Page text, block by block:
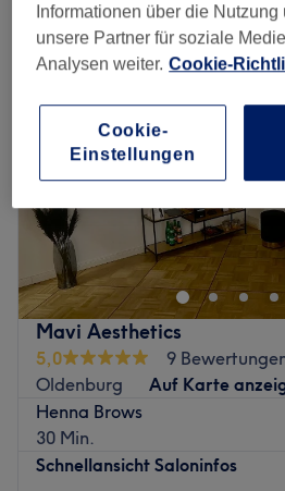
Mavi Aesthetics
5,0
9
Oldenburg
Auf Karte
Henna Brows
30 Min.
Schnellansicht Saloninfos
Informationen über die
unsere Partner für soziale
Analysen weiter. Cookie-
Cookie-
Einstellungen